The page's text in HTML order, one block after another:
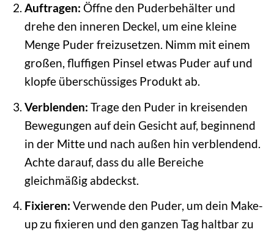
Auftragen: Öffne den Puderbehälter und
drehe den inneren Deckel, um eine kleine
Menge Puder freizusetzen. Nimm mit einem
großen, fluffigen Pinsel etwas Puder auf und
klopfe überschüssiges Produkt ab.
Verblenden: Trage den Puder in kreisenden
Bewegungen auf dein Gesicht auf, beginnend
in der Mitte und nach außen hin verblendend.
Achte darauf, dass du alle Bereiche
gleichmäßig abdeckst.
Fixieren: Verwende den Puder, um dein Make-
up zu fixieren und den ganzen Tag haltbar zu